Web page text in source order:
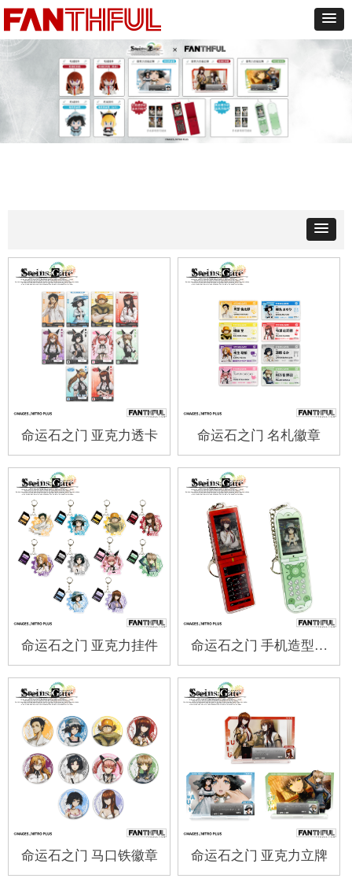
命运石之门 亚克力透卡 命运石之门 名札徽章
命运石之门 亚克力挂件
命运石之门 手机造型挂
件
命运石之门 马口铁徽章 命运石之门 亚克力立牌